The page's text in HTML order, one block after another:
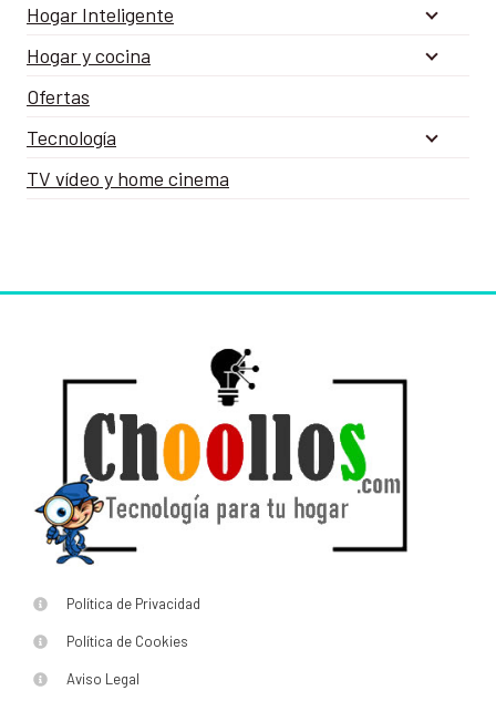
Hogar Inteligente
Hogar y cocina
Ofertas
Tecnología
TV vídeo y home cinema
Política de Privacidad
Política de Cookies
Aviso Legal